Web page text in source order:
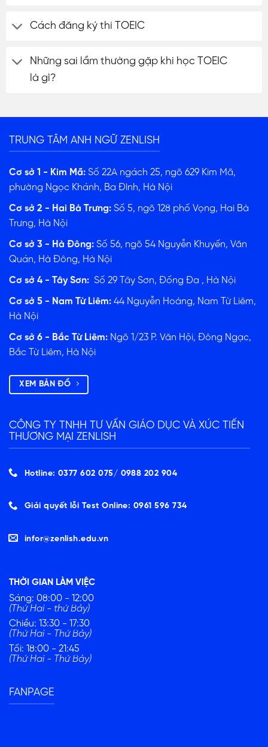
Cách đăng ký thi TOEIC
Những sai lầm thường gặp khi học TOEIC
là gì?
TRUNG TÂM ANH NGỮ ZENLISH
Cơ sở 1 - Kim Mã: Số 22A ngách 25, ngõ 629 Kim Mã,
phường Ngọc Khánh, Ba Đình, Hà Nội
Cơ sở 2 - Hai Bà Trưng: Số 5, ngõ 128 phố Vọng, Hai Bà
Trưng, Hà Nội
Cơ sở 3 - Hà Đông: Số 56, ngõ 54 Nguyễn Khuyến, Văn
Quán, Hà Đông, Hà Nội
Cơ sở 4 - Tây Sơn: Số 29 Tây Sơn, Đống Đa , Hà Nội
Cơ sở 5 - Nam Từ Liêm: 44 Nguyễn Hoàng, Nam Từ Liêm,
Hà Nội
Cơ sở 6 - Bắc Từ Liêm: Ngõ 1/23 P. Văn Hội, Đông Ngạc,
Bắc Từ Liêm, Hà Nội
XEM BẢN ĐỒ
CÔNG TY TNHH TƯ VẤN GIÁO DỤC VÀ XÚC TIẾN
THƯƠNG MẠI ZENLISH
Hotline: 0377 602 075/ ‭0988 202 904‬
Giải quyết lỗi Test Online: 0961 596 734
infor@zenlish.edu.vn
THỜI GIAN LÀM VIỆC
Sáng: 08:00 - 12:00
(Thứ Hai - thứ Bảy)
Chiều: 13:30 - 17:30
(Thứ Hai - Thứ Bảy)
Tối: 18:00 - 21:45
(Thứ Hai - Thứ Bảy)
FANPAGE